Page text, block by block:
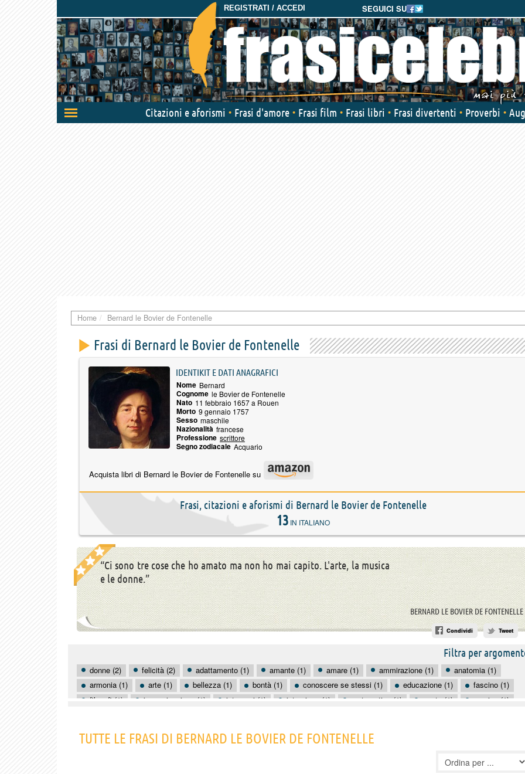
SEGUICI SU
REGISTRATI / ACCEDI
Attiva/disattiva
navigazione
Citazioni e aforismi Frasi d'amore Frasi film Frasi libri Frasi divertenti Proverbi
Home Bernard le Bovier de Fontenelle
Frasi di Bernard le Bovier de Fontenelle
IDENTIKIT E DATI ANAGRAFICI
Nome Bernard
Cognome le Bovier de Fontenelle
Nato 11 febbraio 1657 a Rouen
Morto 9 gennaio 1757
Sesso maschile
Nazionalità francese
Professione scrittore
Segno zodiacale Acquario
Acquista libri di Bernard le Bovier de Fontenelle su
Frasi, citazioni e aforismi di Bernard le Bovier de Fontenelle
13IN ITALIANO
“Ci sono tre cose che ho amato ma non ho mai capito. L'arte, la musica
e le donne.”
BERNARD LE BOVIER DE FONTENELLE
Condividi Tweet
Filtra per
donne (2) felicità (2) adattamento (1) amante (1) amare (1) ammirazione (1)
anatomia (1)
armonia (1)
arte (1) bellezza (1) bontà (1) conoscere se stessi (1) educazione (1)
fascino (1)
filosofi (1)
immaginazione (1) interessi (1) istruzione (1) matematico (1) morte (1)
musica (1)
TUTTE LE FRASI DI BERNARD LE BOVIER DE FONTENELLE